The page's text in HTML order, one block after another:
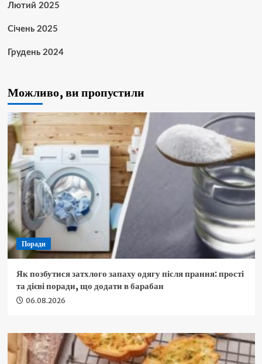
Лютий 2025
Січень 2025
Грудень 2024
Можливо, ви пропустили
Поради
Як позбутися затхлого запаху одягу після прання: прості
та дієві поради, що додати в барабан
06.08.2026